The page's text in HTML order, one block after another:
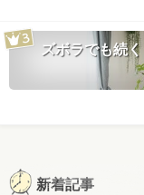
ズボラでも続
新着記事